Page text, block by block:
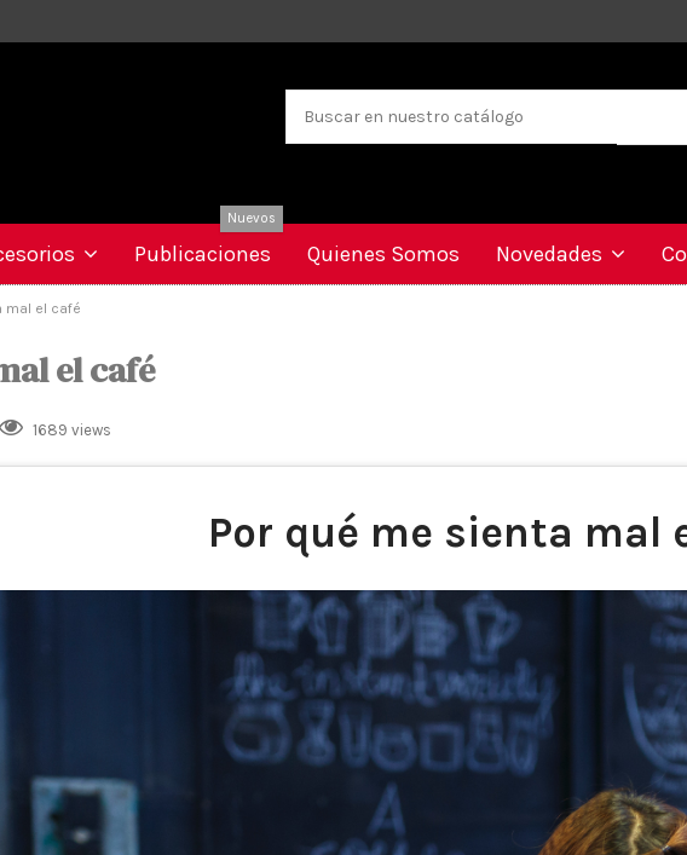
Publicaciones
Nuevos
Quienes Somos Novedades
mal el café
el café
1689 views
Por qué me sienta mal